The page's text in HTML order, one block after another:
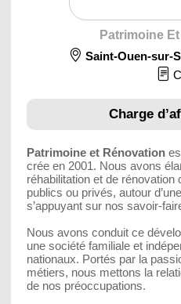
Patrimoine
Saint-Ouen-sur-
Charge
Patrimoine et Rénovation
crée en 2001. Nous avons
réhabilitation et de
publics ou privés, autour
s’appuyant sur nos savoir-
Nous avons conduit ce
une société familiale et
nationaux. Portés par la
métiers, nous mettons la
de nos préoccupations.